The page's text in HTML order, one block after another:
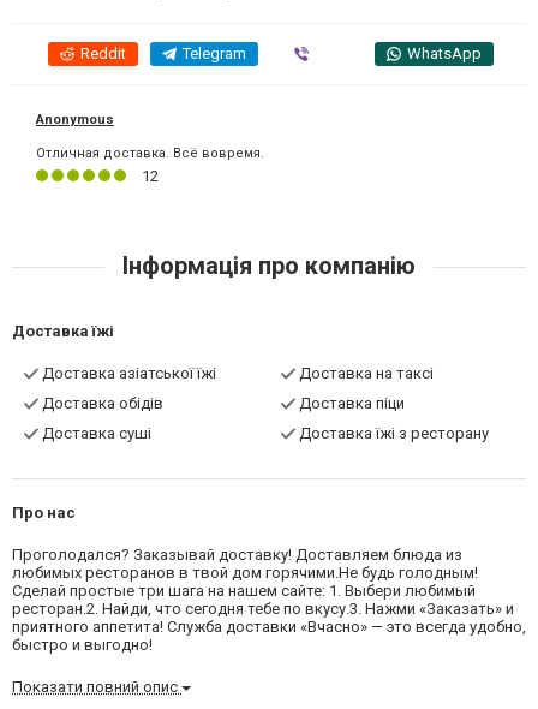
Reddit Telegram WhatsApp
Anonymous
Отличная доставка. Всё вовремя.
12
Інформація про компанію
Доставка їжі
Доставка азіатської їжі
Доставка на таксі
Доставка обідів
Доставка піци
Доставка суші
Доставка їжі з ресторану
Про нас
Проголодался? Заказывай доставку! Доставляем блюда из
любимых ресторанов в твой дом горячими.Не будь голодным!
Сделай простые три шага на нашем сайте: 1. Выбери любимый
ресторан.2. Найди, что сегодня тебе по вкусу.3. Нажми «Заказать» и
приятного аппетита! Служба доставки «Вчасно» — это всегда удобно,
быстро и выгодно!
Показати повний опис